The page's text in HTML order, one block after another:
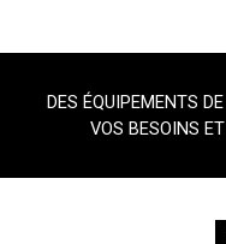
DES ÉQUIPEMENTS
VOS BESOINS